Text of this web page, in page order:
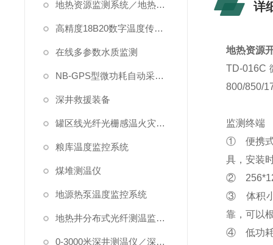
地热资源监测系统／地热管理系统
高精度18B20数字温度传感器
在线多参数水质监测
NB-GPS型微功耗自动采集系统
深井救援装备
罐区线光纤光栅感温火灾探测系统
粮库温度监控系统
煤堆测温仪
地源热泵温度监控系统
地热井分布式光纤测温监测系统
0-3000米深井测温仪／深水测温仪
详
地热资源
TD-
800/850/
监测终端
① 便携式
具，安装
②
③ 体积小
靠，可以
④ 低功耗